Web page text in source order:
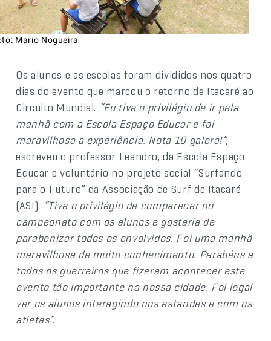
Mario Nogueira
Os alunos e as escolas foram divididos nos quatro
dias do evento que marcou o retorno de Itacaré ao
Circuito Mundial. “Eu tive o privilégio de ir pela
manhã com a Escola Espaço Educar e foi
maravilhosa a experiência. Nota 10 galera!”,
escreveu o professor Leandro, da Escola Espaço
Educar e voluntário no projeto social “Surfando
para o Futuro” da Associação de Surf de Itacaré
(ASI). “Tive o privilégio de comparecer no
campeonato com os alunos e gostaria de
parabenizar todos os envolvidos. Foi uma manhã
maravilhosa de muito conhecimento. Parabéns a
todos os guerreiros que fizeram acontecer este
evento tão importante na nossa cidade. Foi legal
ver os alunos interagindo nos estandes e com os
atletas”.